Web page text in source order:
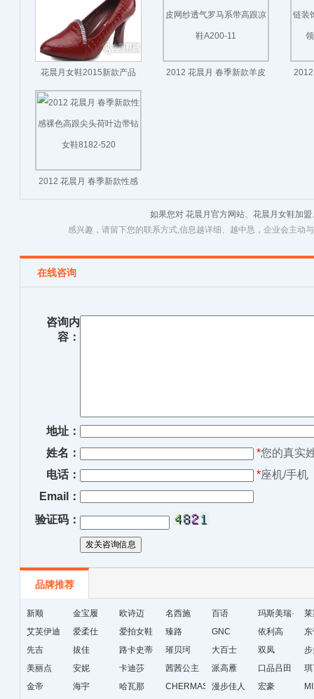
花晨月女鞋2015新款产品 2012 花晨月 春季新款羊皮
2012 花晨月 春季新款性感
裸色高跟尖头荷叶边带钻女
鞋8182-520
如果您对 花晨月官方网站、花晨月女鞋加
感兴趣，请留下您的联系方式,信息越详细、越中恳，企业会主动
在线咨询
咨询内
容：
地址：
姓名：
*您的真实
电话：
*座机/手机
Email：
验证码：
品牌推荐
新顺 金宝履 欧诗迈 名西施 百语
玛斯美瑞·
琳
艾芙伊迪
爱柔仕 爱拍女鞋 臻路 GNC 依利高
先吉
拔佳
路卡史蒂
芙
璀贝珂 大百士 双凤
美丽点
安妮 卡迪莎 茜茜公主 派高雁 口品吕田
金帝
海宇 哈瓦那 CHERMAS&KAETH
漫步佳人 宏豪